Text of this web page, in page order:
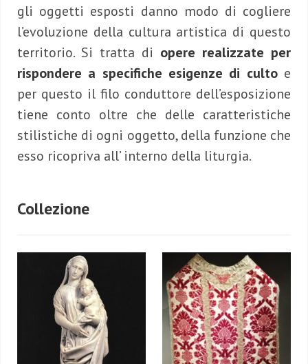
gli oggetti esposti danno modo di cogliere
l’evoluzione della cultura artistica di questo
territorio. Si tratta di opere realizzate per
rispondere a specifiche esigenze di cultoe
per questo il filo conduttore dell’esposizione
tiene conto oltre che delle caratteristiche
stilistiche di ogni oggetto, della funzione che
esso ricopriva all’ interno della liturgia.
Collezione